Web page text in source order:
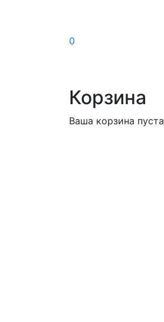
0
Корзина
Ваша корзина пуста